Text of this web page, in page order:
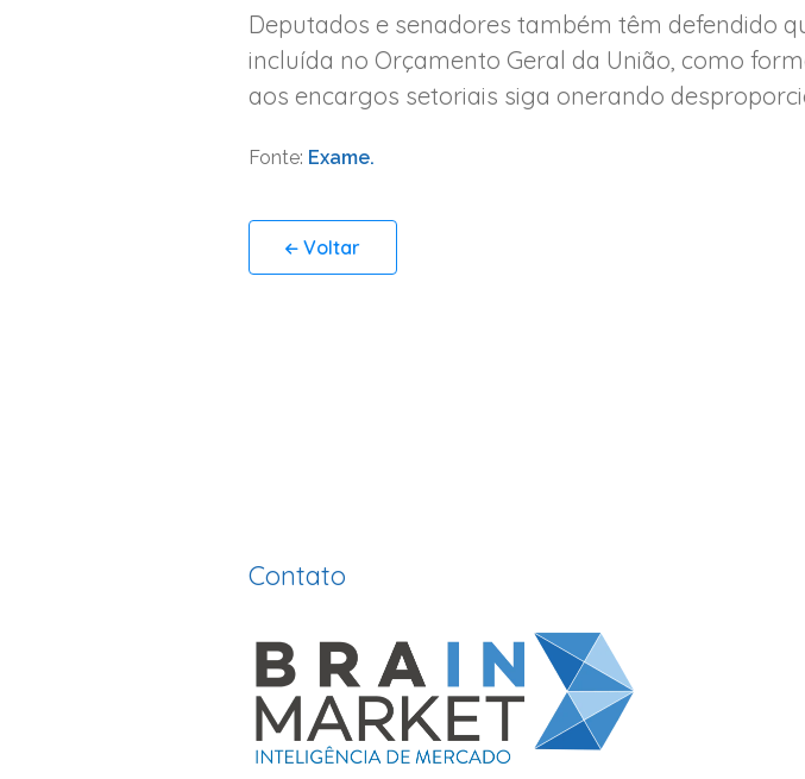
Deputados e senadores também têm defendido
incluída no Orçamento Geral da União, como
aos encargos setoriais siga onerando
Fonte: Exame.
Voltar
Contato